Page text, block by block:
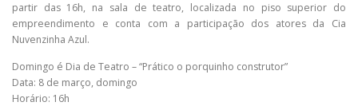
partir das 16h, na sala de teatro, localizada no piso superior do
empreendimento e conta com a participação dos atores da Cia
Nuvenzinha Azul.
Domingo é Dia de Teatro – “Prático o porquinho construtor”
Data: 8 de março, domingo
Horário: 16h